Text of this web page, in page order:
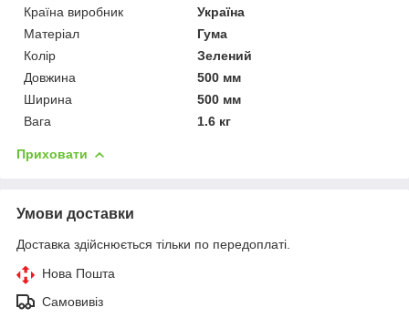
Країна виробник
Україна
Матеріал
Гума
Колір
Зелений
Довжина
500 мм
Ширина
500 мм
Вага
1.6 кг
Приховати
Умови доставки
Доставка здійснюється тільки по передоплаті.
Нова Пошта
Самовивіз